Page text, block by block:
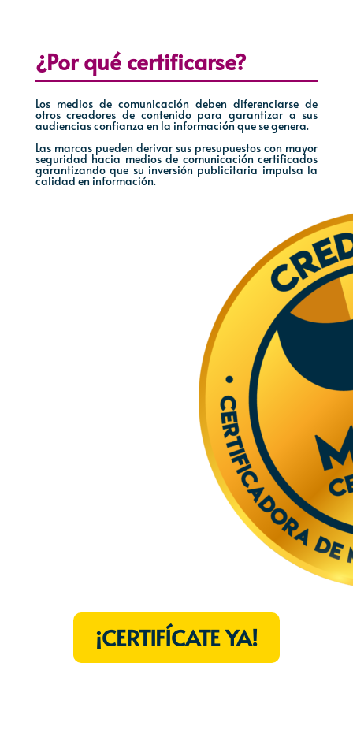
¿Por qué certificarse?
Los medios de comunicación deben diferenciarse de
otros creadores de contenido para garantizar a sus
audiencias confianza en la información que se genera.
Las marcas pueden derivar sus presupuestos con mayor
seguridad hacia medios de comunicación certificados
garantizando que su inversión publicitaria impulsa la
calidad en información.
¡CERTIFÍCATE YA!